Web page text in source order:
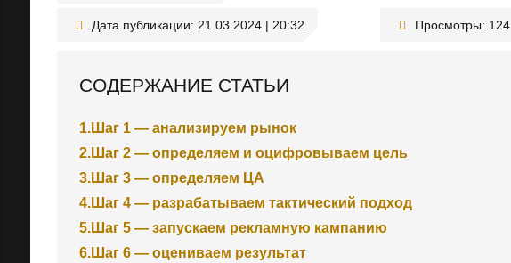
Дата публикации: 21.03.2024 | 20:32 Просмотры: 124
СОДЕРЖАНИЕ СТАТЬИ
1.Шаг 1 — анализируем рынок
2.Шаг 2 — определяем и оцифровываем цель
3.Шаг 3 — определяем ЦА
4.Шаг 4 — разрабатываем тактический подход
5.Шаг 5 — запускаем рекламную кампанию
6.Шаг 6 — оцениваем результат